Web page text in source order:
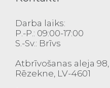
Darba laiks:
P.-P.: 09:00-17:00
S.-Sv.: Brīvs
Atbrīvošanas aleja 98,
Rēzekne, LV-4601